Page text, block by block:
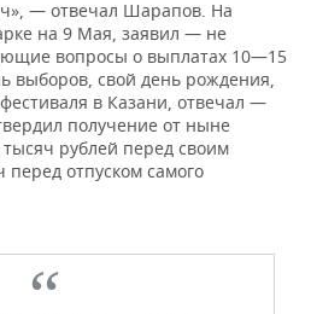
— отвечал Шарапов. На
на 9 Мая, заявил — не
вопросы о выплатах 10—15
выборов, свой день рождения,
в Казани, отвечал —
получение от ныне
рублей перед своим
отпуском самого